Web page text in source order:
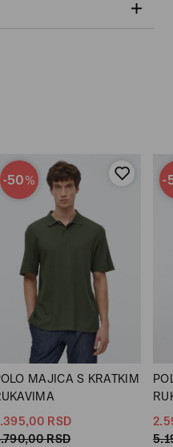
-50%
MAJICA S KRATKIM
00 RSD
00 RSD
-